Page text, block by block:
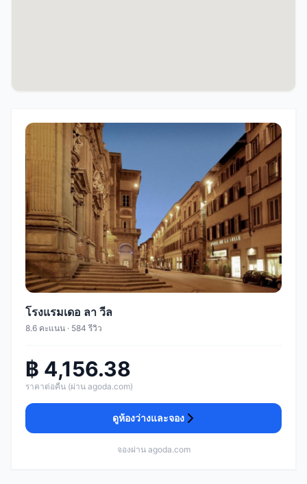
โรงแรมเดอ ลา วีล
8.6 คะแนน · 584 รีวิว
฿ 4,156.38
ราคาต่อคืน (ผ่าน agoda.com)
ดูห้องว่างและจอง
จองผ่าน agoda.com